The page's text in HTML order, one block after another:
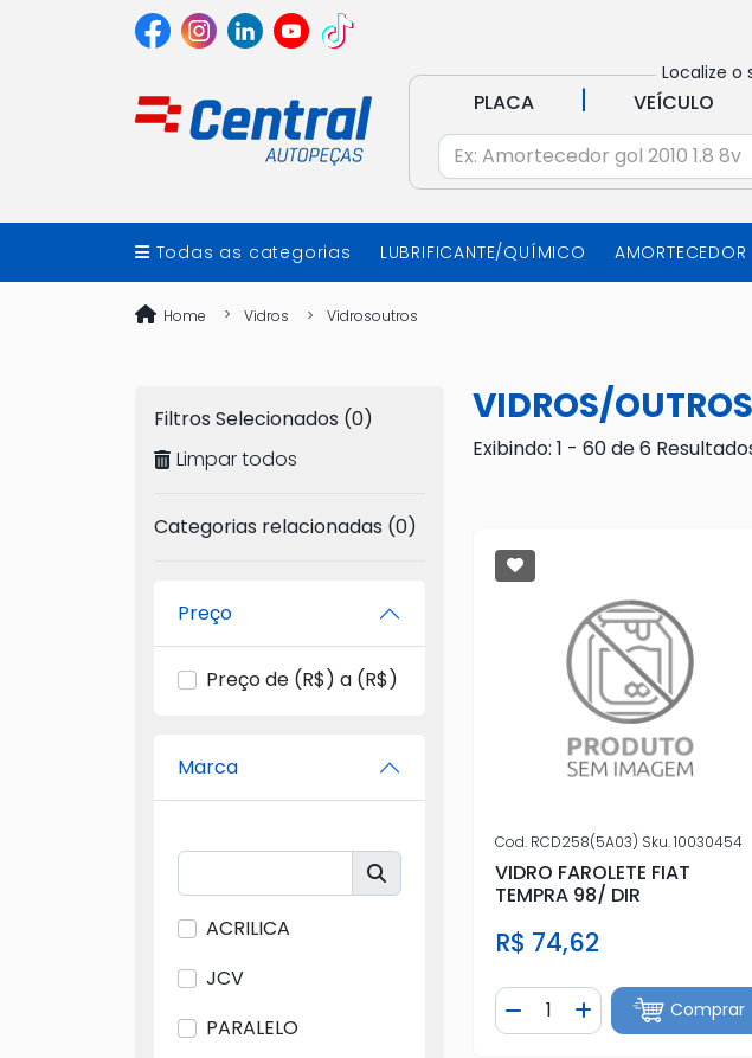
Localize o
PLACA | VEÍCULO
Todas as categorias LUBRIFICANTE/QUÍMICO AMORTECEDOR
Home Vidros Vidrosoutros
Filtros Selecionados (0)
Limpar todos
Categorias relacionadas (0)
Preço
Preço de (R$) a (R$)
Marca
ACRILICA
JCV
PARALELO
VIDROS/OUTROS
Exibindo: 1 - 60 de 6
Cod. RCD258(5A03) Sku.10030454
VIDRO FAROLETE FIAT
TEMPRA 98/ DIR
R$ 74,62
Diminuir Quantidade
Quantidade
Adicionar Comprar